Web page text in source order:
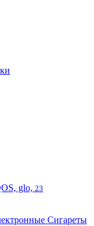
glo, 23
Сигареты